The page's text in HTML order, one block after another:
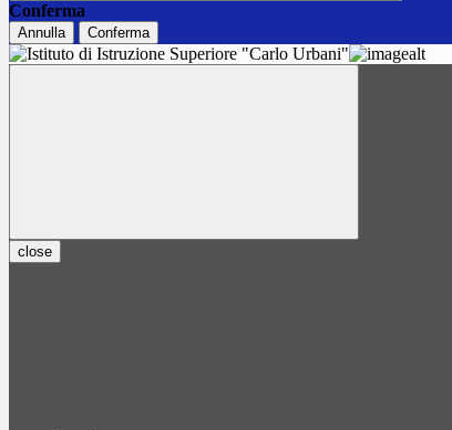
Conferma
Annulla Conferma
close